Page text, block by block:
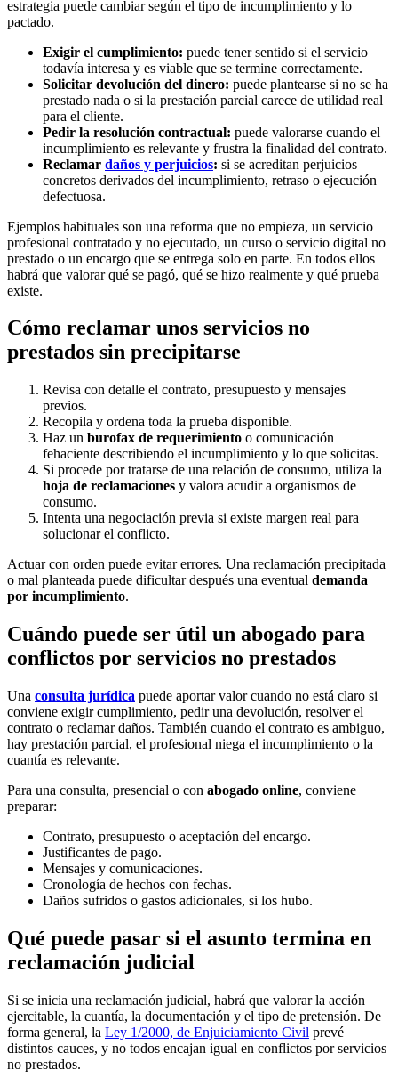
estrategia puede cambiar según el tipo de incumplimiento y lo
pactado.
Exigir el cumplimiento: puede tener sentido si el servicio
todavía interesa y es viable que se termine correctamente.
Solicitar devolución del dinero: puede plantearse si no se ha
prestado nada o si la prestación parcial carece de utilidad real
para el cliente.
Pedir la resolución contractual: puede valorarse cuando el
incumplimiento es relevante y frustra la finalidad del contrato.
Reclamar daños y perjuicios: si se acreditan perjuicios
concretos derivados del incumplimiento, retraso o ejecución
defectuosa.
Ejemplos habituales son una reforma que no empieza, un servicio
profesional contratado y no ejecutado, un curso o servicio digital no
prestado o un encargo que se entrega solo en parte. En todos ellos
habrá que valorar qué se pagó, qué se hizo realmente y qué prueba
existe.
Cómo reclamar unos servicios no
prestados sin precipitarse
Revisa con detalle el contrato, presupuesto y mensajes
previos.
Recopila y ordena toda la prueba disponible.
Haz un burofax de requerimiento o comunicación
fehaciente describiendo el incumplimiento y lo que solicitas.
Si procede por tratarse de una relación de consumo, utiliza la
hoja de reclamaciones y valora acudir a organismos de
consumo.
Intenta una negociación previa si existe margen real para
solucionar el conflicto.
Actuar con orden puede evitar errores. Una reclamación precipitada
o mal planteada puede dificultar después una eventual demanda
por incumplimiento.
Cuándo puede ser útil un abogado para
conflictos por servicios no prestados
Una consulta jurídica puede aportar valor cuando no está claro si
conviene exigir cumplimiento, pedir una devolución, resolver el
contrato o reclamar daños. También cuando el contrato es ambiguo,
hay prestación parcial, el profesional niega el incumplimiento o la
cuantía es relevante.
Para una consulta, presencial o con abogado online, conviene
preparar:
Contrato, presupuesto o aceptación del encargo.
Justificantes de pago.
Mensajes y comunicaciones.
Cronología de hechos con fechas.
Daños sufridos o gastos adicionales, si los hubo.
Qué puede pasar si el asunto termina en
reclamación judicial
Si se inicia una reclamación judicial, habrá que valorar la acción
ejercitable, la cuantía, la documentación y el tipo de pretensión. De
forma general, la Ley 1/2000, de Enjuiciamiento Civil prevé
distintos cauces, y no todos encajan igual en conflictos por servicios
no prestados.